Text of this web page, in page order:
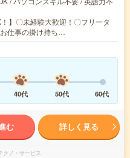
】〇未経験大歓迎！〇フリータ
仕事の掛け持ち…
40代 50代 60代
む 詳しく見る
クノ・サービス